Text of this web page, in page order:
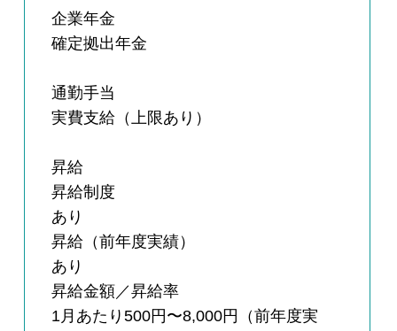
企業年金
確定拠出年金
通勤手当
実費支給（上限あり）
昇給
昇給制度
あり
昇給（前年度実績）
あり
昇給金額／昇給率
1月あたり500円〜8,000円（前年度実